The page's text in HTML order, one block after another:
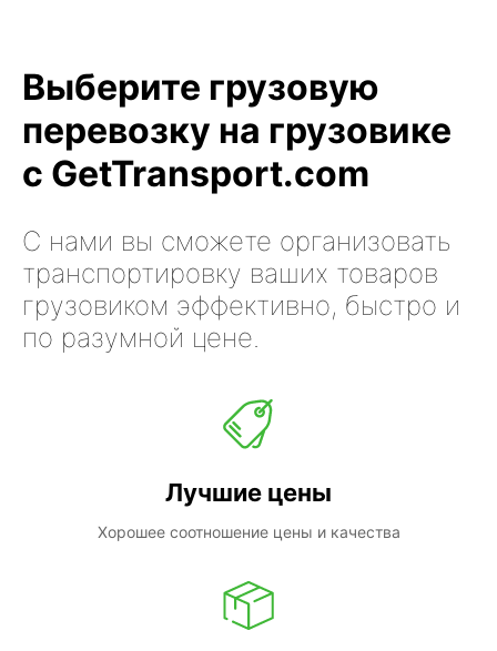
Выберите грузовую
перевозку на грузовике
с GetTransport.com
С нами вы сможете организовать
транспортировку ваших товаров
грузовиком эффективно, быстро и
по разумной цене.
Лучшие цены
Хорошее соотношение цены и качества